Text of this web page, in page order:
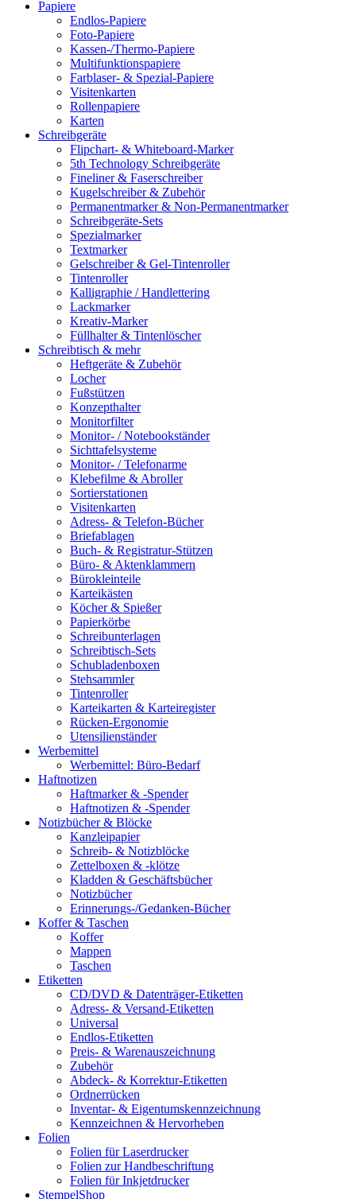
Papiere
Endlos-Papiere
Foto-Papiere
Kassen-/Thermo-Papiere
Multifunktionspapiere
Farblaser- & Spezial-Papiere
Visitenkarten
Rollenpapiere
Karten
Schreibgeräte
Flipchart- & Whiteboard-Marker
5th Technology Schreibgeräte
Fineliner & Faserschreiber
Kugelschreiber & Zubehör
Permanentmarker & Non-Permanentmarker
Schreibgeräte-Sets
Spezialmarker
Textmarker
Gelschreiber & Gel-Tintenroller
Tintenroller
Kalligraphie / Handlettering
Lackmarker
Kreativ-Marker
Füllhalter & Tintenlöscher
Schreibtisch & mehr
Heftgeräte & Zubehör
Locher
Fußstützen
Konzepthalter
Monitorfilter
Monitor- / Notebookständer
Sichttafelsysteme
Monitor- / Telefonarme
Klebefilme & Abroller
Sortierstationen
Visitenkarten
Adress- & Telefon-Bücher
Briefablagen
Buch- & Registratur-Stützen
Büro- & Aktenklammern
Bürokleinteile
Karteikästen
Köcher & Spießer
Papierkörbe
Schreibunterlagen
Schreibtisch-Sets
Schubladenboxen
Stehsammler
Tintenroller
Karteikarten & Karteiregister
Rücken-Ergonomie
Utensilienständer
Werbemittel
Werbemittel: Büro-Bedarf
Haftnotizen
Haftmarker & -Spender
Haftnotizen & -Spender
Notizbücher & Blöcke
Kanzleipapier
Schreib- & Notizblöcke
Zettelboxen & -klötze
Kladden & Geschäftsbücher
Notizbücher
Erinnerungs-/Gedanken-Bücher
Koffer & Taschen
Koffer
Mappen
Taschen
Etiketten
CD/DVD & Datenträger-Etiketten
Adress- & Versand-Etiketten
Universal
Endlos-Etiketten
Preis- & Warenauszeichnung
Zubehör
Abdeck- & Korrektur-Etiketten
Ordnerrücken
Inventar- & Eigentumskennzeichnung
Kennzeichnen & Hervorheben
Folien
Folien für Laserdrucker
Folien zur Handbeschriftung
Folien für Inkjetdrucker
StempelShop